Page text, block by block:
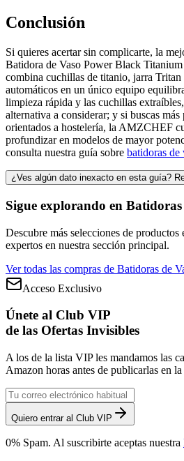
Conclusión
Si quieres acertar sin complicarte, la
Batidora de Vaso Power Black
combina cuchillas de titanio, jarra
automáticos en un único equipo
limpieza rápida y las cuchillas
alternativa a considerar; y si buscas
orientados a hostelería, la AMZCHEF
profundizar en modelos de mayor
consulta nuestra guía sobre batidoras de
¿Ves algún dato inexacto en esta guía?
Sigue explorando en Batidoras
Descubre más selecciones de productos
expertos en nuestra sección principal.
Ver todas las compras de Batidoras de
Acceso Exclusivo
Únete al Club VIP
de las Ofertas Invisibles
A los de la lista VIP les mandamos las
Amazon horas antes de publicarlas en
Quiero entrar al Club VIP
0% Spam. Al suscribirte aceptas nuestra